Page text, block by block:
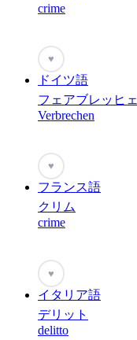
crime
♥
ドイツ語
フェアブレッヒ
Verbrechen
♥
フランス語
クリム
crime
♥
イタリア語
デリット
delitto